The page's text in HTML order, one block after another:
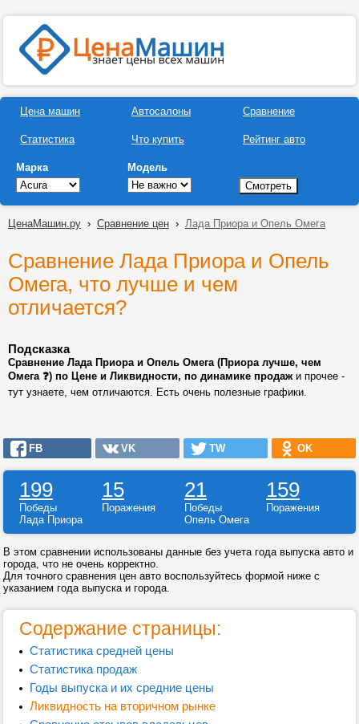
Цена машин
Статистика
Автосалоны
Что купить
Сравнение
Рейтинг авто
Марка Модель
ЦенаМашин.ру › Сравнение цен › Лада Приора и Опель Омега
Сравнение Лада Приора и Опель
Омега, что лучше и чем
отличается?
Подсказка
Сравнение Лада Приора и Опель Омега (Приора лучше, чем
Омега ❓) по Цене и Ликвидности, по динамике продажи прочее -
тут узнаете, чем отличаются. Есть очень полезные графики.
FB VK TW OK
199 15 21 159
Победы Поражения Победы
Поражения
Лада Приора
Опель Омега
В этом сравнении использованы данные без учета года выпуска авто и
города, что не очень корректно.
Для точного сравнения цен авто воспользуйтесь формой ниже с
указанием года выпуска и города.
Содержание страницы:
Статистика средней цены
Статистика продаж
Годы выпуска и их средние цены
Ликвидность на вторичном рынке